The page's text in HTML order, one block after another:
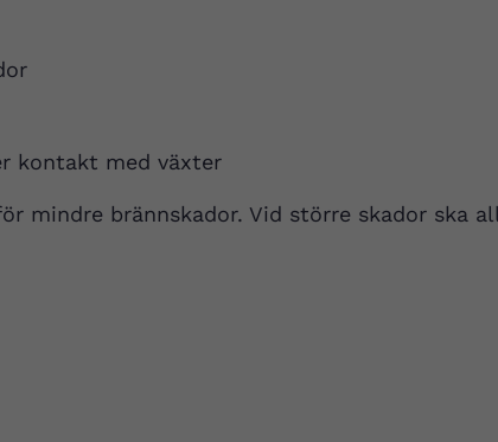
kontakt med växter
mindre brännskador. Vid större skador ska